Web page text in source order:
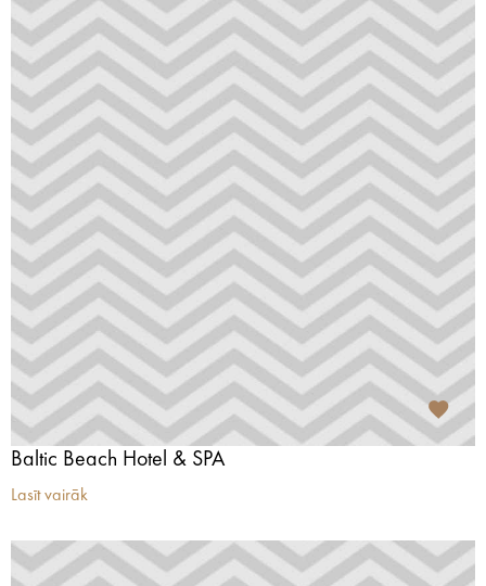
Baltic Beach Hotel & SPA
Lasīt vairāk